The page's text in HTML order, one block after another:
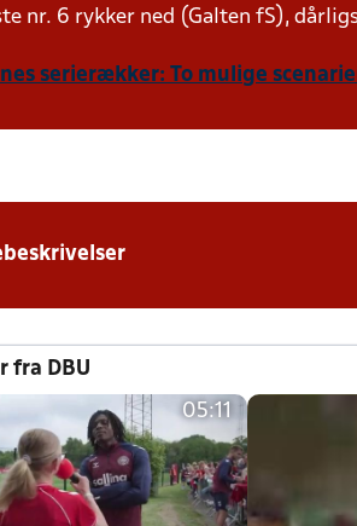
nr. 6 rykker ned (Galten fS),
serierækker: To mulige
fra DBU
05:11